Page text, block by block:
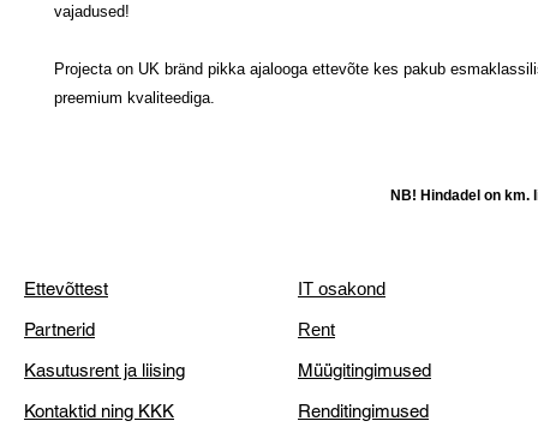
vajadused!
Projecta on UK bränd pikka ajalooga ettevõte kes pakub
preemium kvaliteediga.
NB! Hindadel on km.
Ettevõttest
Partnerid
Kasutusrent ja liising
Kontaktid ning KKK
IT osakond
Rent
Müügitingimused
Renditingimused